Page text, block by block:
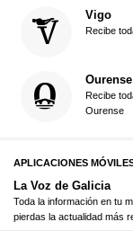
Vigo
Recibe
Ourense
Recibe
Ourense
APLICACIONES
La Voz de Galicia
Toda la información en tu
pierdas la actualidad más